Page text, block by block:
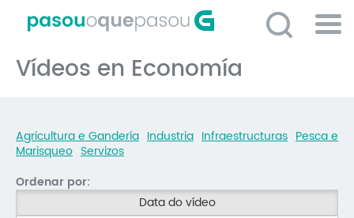
contido
Vídeos en Economía
Agricultura e Gandería Industria Infraestructuras Pesca e
Marisqueo Servizos
Ordenar por:
Data do vídeo